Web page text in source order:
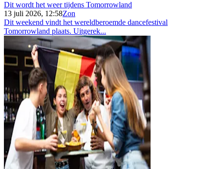
Dit wordt het weer tijdens Tomorrowland
13 juli 2026, 12:58Zon
Dit weekend vindt het wereldberoemde dancefestival
Tomorrowland plaats. Uitgerek...